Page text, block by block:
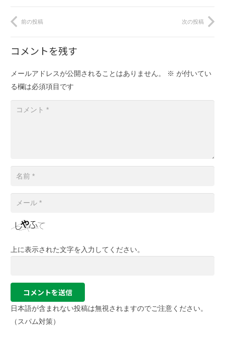
前の投稿 次の投稿
コメントを残す
メールアドレスが公開されることはありません。 ※ が付いてい
る欄は必須項目です
上に表示された文字を入力してください。
コメントを送信
日本語が含まれない投稿は無視されますのでご注意ください。
（スパム対策）